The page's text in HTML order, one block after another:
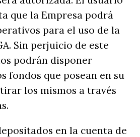
que la Empresa podrá
para el uso de la
Sin perjuicio de este
podrán disponer
fondos que posean en su
los mismos a través
en la cuenta de